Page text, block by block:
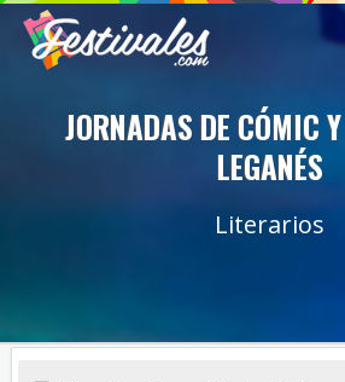
JORNADAS DE CÓMIC
LEGANÉS
Literarios